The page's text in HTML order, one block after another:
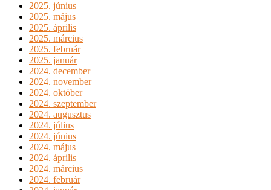
2025. június
2025. május
2025. április
2025. március
2025. február
2025. január
2024. december
2024. november
2024. október
2024. szeptember
2024. augusztus
2024. július
2024. június
2024. május
2024. április
2024. március
2024. február